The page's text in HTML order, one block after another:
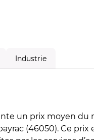
Industrie
un prix moyen du
(46050). Ce prix